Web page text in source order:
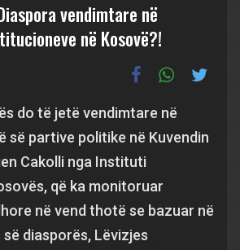
vendimtare në
në Kosovë?!
do të jetë vendimtare në
së partive politike në Kuvendin
Cakolli nga Instituti
që ka monitoruar
në vend thotë se bazuar në
diasporës, Lëvizjes